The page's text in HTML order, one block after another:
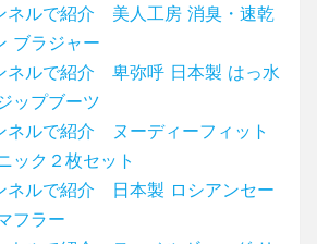
ネルで紹介 美人工房 消臭・速乾
ブラジャー
ネルで紹介 卑弥呼 日本製 はっ水
ップブーツ
ネルで紹介 ヌーディーフィット
ック２枚セット
ネルで紹介 日本製 ロシアンセー
フラー